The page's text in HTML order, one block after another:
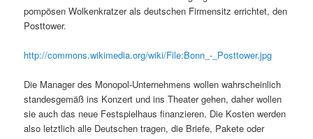
pompösen Wolkenkratzer als deutschen Firmensitz errichtet, den
Posttower.
http://commons.wikimedia.org/wiki/File:Bonn_-_Posttower.jpg
Die Manager des Monopol-Unternehmens wollen wahrscheinlich
standesgemäß ins Konzert und ins Theater gehen, daher wollen
sie auch das neue Festspielhaus finanzieren. Die Kosten werden
also letztlich alle Deutschen tragen, die Briefe, Pakete oder